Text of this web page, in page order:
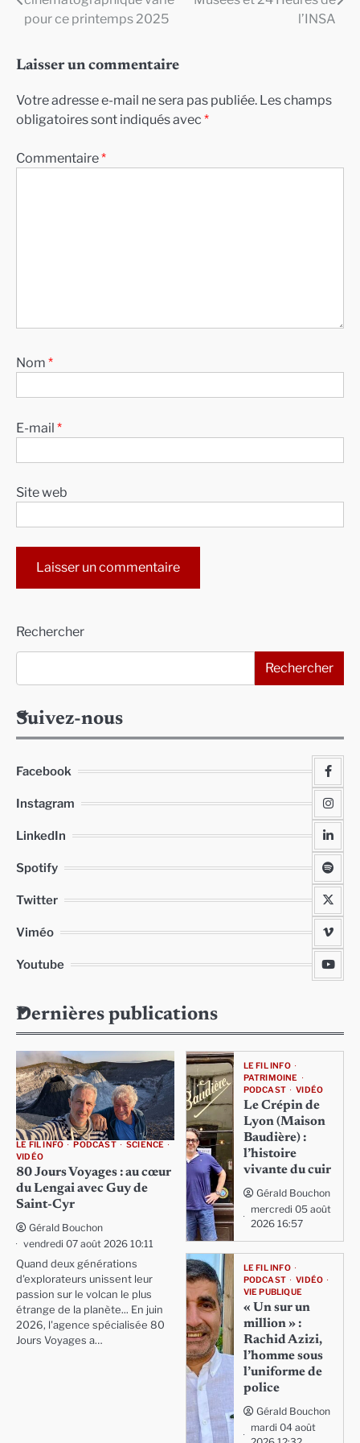
de
pour ce printemps 2025
l’INSA
Laisser un commentaire
Votre adresse e-mail ne sera pas publiée. Les champs
obligatoires sont indiqués avec *
Commentaire*
Nom *
E-mail *
Site web
Rechercher
Rechercher
Suivez-nous
Facebook
Instagram
LinkedIn
Spotify
Twitter
Viméo
Youtube
Dernières publications
LE FIL INFO PODCAST
SCIENCE
VIDÉO
80 Jours Voyages : au cœur
du Lengai avec Guy de
Saint-Cyr
Gérald Bouchon
vendredi 07 août 2026 10:11
Quand deux générations
d'explorateurs unissent leur
passion sur le volcan le plus
étrange de la planète... En juin
2026, l'agence spécialisée 80
Jours Voyages a…
LE FIL INFO
PATRIMOINE
PODCAST
VIDÉO
Le Crépin de
Lyon (Maison
Baudière) :
l’histoire
vivante du cuir
Gérald Bouchon
mercredi 05 août
2026 16:57
LE FIL INFO
PODCAST
VIDÉO
VIE PUBLIQUE
« Un sur un
million » :
Rachid Azizi,
l’homme sous
l’uniforme de
police
Gérald Bouchon
mardi 04 août